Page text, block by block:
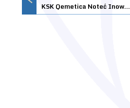
KSK Qemetica Noteć Inowrocław